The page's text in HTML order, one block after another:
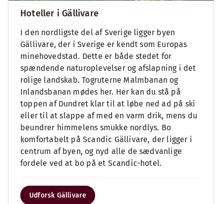
Hoteller i Gällivare
I den nordligste del af Sverige ligger byen
Gällivare, der i Sverige er kendt som Europas
minehovedstad. Dette er både stedet for
spændende naturoplevelser og afslapning i det
rolige landskab. Togruterne Malmbanan og
Inlandsbanan mødes her. Her kan du stå på
toppen af Dundret klar til at løbe ned ad på ski
eller til at slappe af med en varm drik, mens du
beundrer himmelens smukke nordlys. Bo
komfortabelt på Scandic Gällivare, der ligger i
centrum af byen, og nyd alle de sædvanlige
fordele ved at bo på et Scandic-hotel.
Udforsk Gällivare